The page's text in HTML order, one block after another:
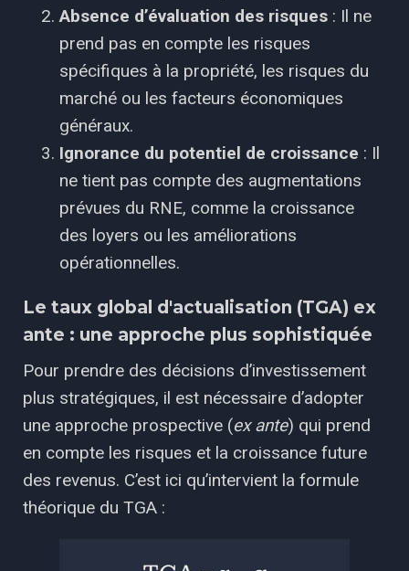
Absence d’évaluation des risques : Il ne
prend pas en compte les risques
spécifiques à la propriété, les risques du
marché ou les facteurs économiques
généraux.
Ignorance du potentiel de croissance : Il
ne tient pas compte des augmentations
prévues du RNE, comme la croissance
des loyers ou les améliorations
opérationnelles.
Le taux global d'actualisation (TGA) ex
ante : une approche plus sophistiquée
Pour prendre des décisions d’investissement
plus stratégiques, il est nécessaire d’adopter
une approche prospective (ex ante) qui prend
en compte les risques et la croissance future
des revenus. C’est ici qu’intervient la formule
théorique du TGA :